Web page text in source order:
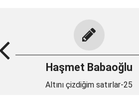
Haşmet Babaoğlu
Altını çizdiğim satırlar-25